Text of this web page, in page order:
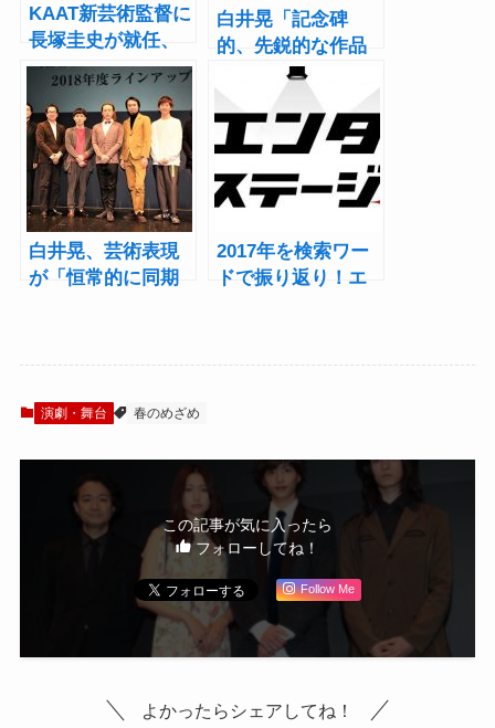
KAAT新芸術監督に
長塚圭史が就任、
白井晃から引き継
ぎ“ひらかれた劇
場”目指す
白井晃「記念碑
的、先鋭的な作品
を」2020年度KAAT
神奈川芸術劇場ラ
インアップ発表会
白井晃、芸術表現
が「恒常的に同期
表
2017年を検索ワー
ドで振り返り！エ
演劇・舞台 春のめざめ
この記事が気に入ったら
フォローしてね！
Follow Me
よかったらシェアしてね！